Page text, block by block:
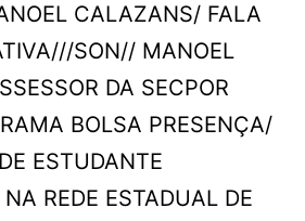
CALAZANS/ FALA
SON// MANOEL
DA SECPOR
BOLSA PRESENÇA/
ESTUDANTE
REDE ESTADUAL DE